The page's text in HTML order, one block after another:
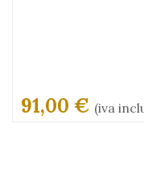
91,00 € (iva